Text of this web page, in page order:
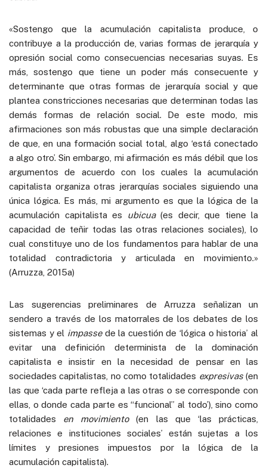
«Sostengo que la acumulación capitalista produce, o
contribuye a la producción de, varias formas de jerarquía y
opresión social como consecuencias necesarias suyas. Es
más, sostengo que tiene un poder más consecuente y
determinante que otras formas de jerarquía social y que
plantea constricciones necesarias que determinan todas las
demás formas de relación social. De este modo, mis
afirmaciones son más robustas que una simple declaración
de que, en una formación social total, algo ‘está conectado
a algo otro’. Sin embargo, mi afirmación es más débil que los
argumentos de acuerdo con los cuales la acumulación
capitalista organiza otras jerarquías sociales siguiendo una
única lógica. Es más, mi argumento es que la lógica de la
acumulación capitalista es ubicua(es decir, que tiene la
capacidad de teñir todas las otras relaciones sociales), lo
cual constituye uno de los fundamentos para hablar de una
totalidad contradictoria y articulada en movimiento.»
(Arruzza, 2015a)
Las sugerencias preliminares de Arruzza señalizan un
sendero a través de los matorrales de los debates de los
sistemas y el impassede la cuestión de ‘lógica o historia’ al
evitar una definición determinista de la dominación
capitalista e insistir en la necesidad de pensar en las
sociedades capitalistas, no como totalidades expresivas(en
las que ‘cada parte refleja a las otras o se corresponde con
ellas, o donde cada parte es “funcional” al todo’), sino como
totalidades en movimiento(en las que ‘las prácticas,
relaciones e instituciones sociales’ están sujetas a los
límites y presiones impuestos por la lógica de la
acumulación capitalista).